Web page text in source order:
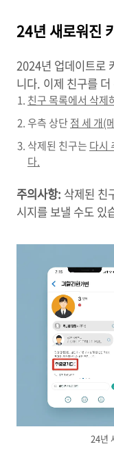
24년 새로워진
2024년 업데이트로
니다. 이제 친구를
친구 목록에서 삭제
우측 상단점 세 개(
삭제된 친구는 다시
다.
주의사항: 삭제된 친
시지를 보낼 수도 있
24년